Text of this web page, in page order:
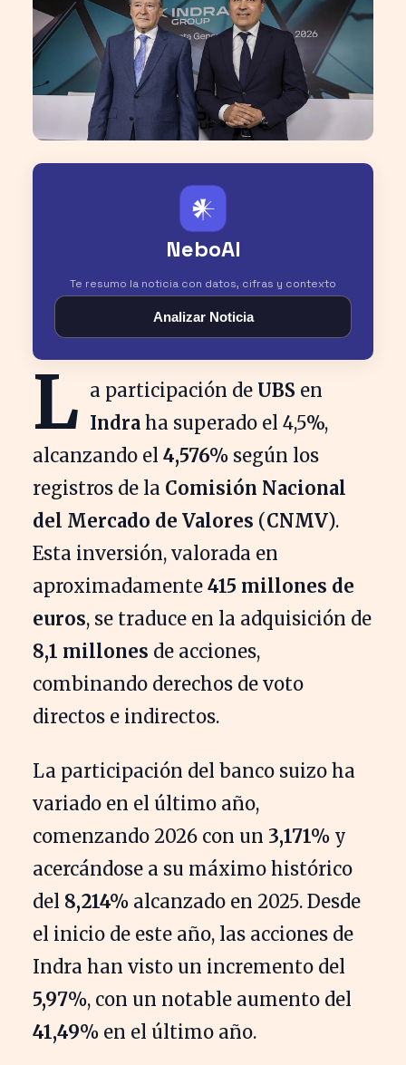
𒀭
NeboAI
Te resumo la noticia con datos, cifras y contexto
Analizar Noticia
L a participación de UBS en
Indra ha superado el 4,5%,
alcanzando el 4,576% según los
registros de la Comisión Nacional
del Mercado de Valores (CNMV).
Esta inversión, valorada en
aproximadamente 415 millones de
euros, se traduce en la adquisición de
8,1 millones de acciones,
combinando derechos de voto
directos e indirectos.
La participación del banco suizo ha
variado en el último año,
comenzando 2026 con un 3,171% y
acercándose a su máximo histórico
del 8,214% alcanzado en 2025. Desde
el inicio de este año, las acciones de
Indra han visto un incremento del
5,97%, con un notable aumento del
41,49% en el último año.